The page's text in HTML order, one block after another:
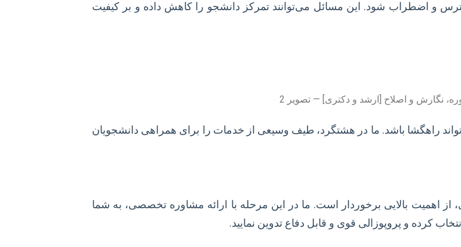
و اضطراب شود. این مسائل می‌توانند تمرکز دانشجو را کاهش داده و بر کیفیت
راهگشا باشد. ما در هشتگرد، طیف وسیعی از خدمات را برای همراهی دانشجویان
از اهمیت بالایی برخوردار است. ما در این مرحله با ارائه مشاوره تخصصی، به شما
کرده و پروپوزالی قوی و قابل دفاع تدوین نمایید.